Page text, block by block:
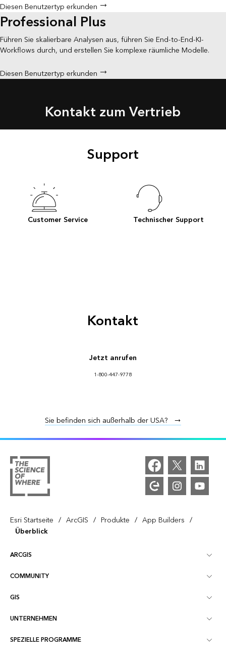
Diesen Benutzertyp erkunden
Professional Plus
Führen Sie skalierbare Analysen aus, führen Sie End-to-End-KI-
Workflows durch, und erstellen Sie komplexe räumliche Modelle.
Diesen Benutzertyp erkunden
Kontakt zum Vertrieb
Support
Customer Service Technischer Support
Kontakt
Jetzt anrufen
1-800-447-9778
Sie befinden sich außerhalb der USA?
Esri Startseite / ArcGIS / Produkte / App Builders /
Überblick
ARCGIS
ArcGIS – Überblick
Kartenerstellung
COMMUNITY
Esri Community
ArcGIS Blog
GIS
Was ist GIS?
Location Intelligence
UNTERNEHMEN
Esri als Unternehmen
SPEZIELLE PROGRAMME